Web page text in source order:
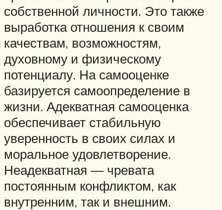
собственной личности. Это также
выработка отношения к своим
качествам, возможностям,
духовному и физическому
потенциалу. На самооценке
базируется самоопределение в
жизни. Адекватная самооценка
обеспечивает стабильную
уверенность в своих силах и
моральное удовлетворение.
Неадекватная — чревата
постоянным конфликтом, как
внутренним, так и внешним.